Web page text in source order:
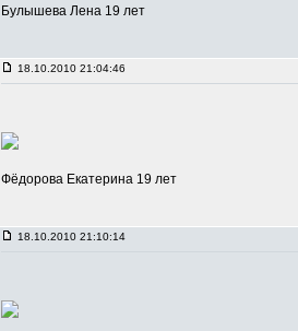
Булышева Лена 19 лет
18.10.2010 21:04:46
Фёдорова Екатерина 19 лет
18.10.2010 21:10:14